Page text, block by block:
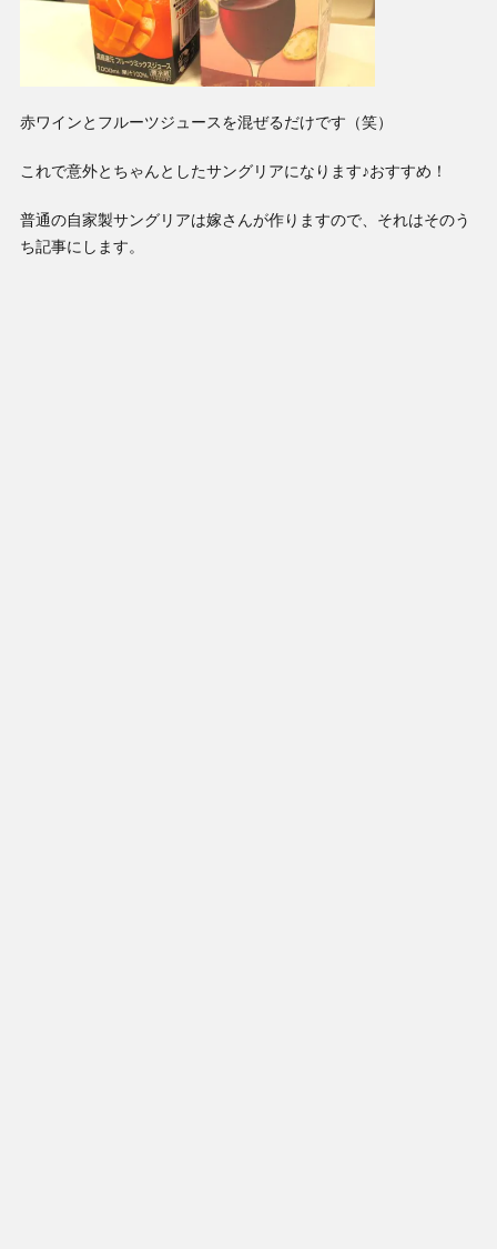
赤ワインとフルーツジュースを混ぜるだけです（笑）
これで意外とちゃんとしたサングリアになります♪おすすめ！
普通の自家製サングリアは嫁さんが作りますので、それはそのう
ち記事にします。